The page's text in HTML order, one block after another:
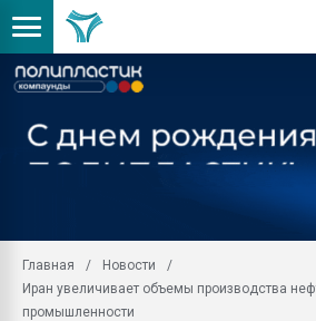
Главная
Новости
Иран увеличивает объемы производства
промышленности